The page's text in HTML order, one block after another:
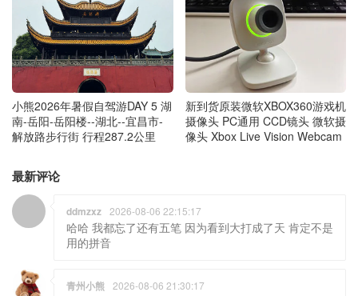
小熊2026年暑假自驾游DAY 5 湖
南-岳阳-岳阳楼--湖北--宜昌市-
解放路步行街 行程287.2公里
新到货原装微软XBOX360游戏机
摄像头 PC通用 CCD镜头 微软摄
像头 Xbox Live Vision Webcam
最新评论
ddmzxz 2026-08-06 22:15:17
哈哈 我都忘了还有五笔 因为看到大打成了天 肯定不是
用的拼音
青州小熊 2026-08-06 21:30:17